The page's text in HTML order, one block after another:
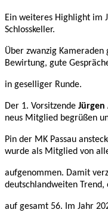
Ein weiteres Highlight im
Schlosskeller.
Über zwanzig
Bewirtung, gute
in geselliger Runde.
Der 1. Vorsitzende Jürgen
neus Mitglied begrüßen
Pin der MK Passau
wurde als Mitglied von
aufgenommen. Damit
deutschlandweiten
auf gesamt 56. Im Jahr